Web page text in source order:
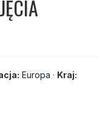
Europa · Kraj: